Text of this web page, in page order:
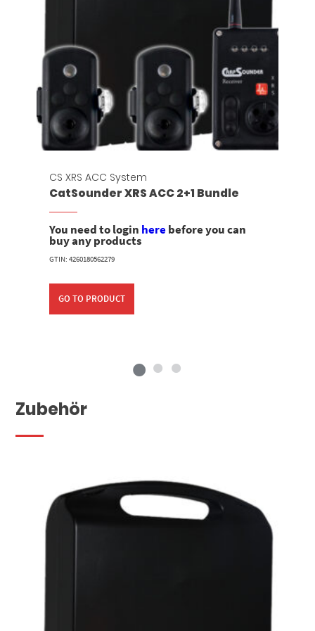
CS XRS ACC System
CatSounder XRS ACC 2+1 Bundle
You need to login herebefore you can
buy any products
GTIN: 4260180562279
GO TO PRODUCT
Zubehör